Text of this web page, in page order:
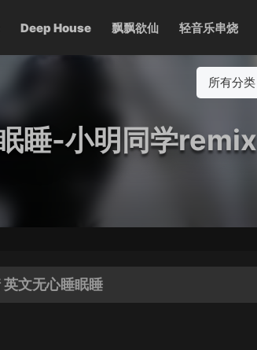
Deep House 飘飘欲仙 轻音乐串烧
所有分类
睡-小明同学remix
文无心睡眠睡